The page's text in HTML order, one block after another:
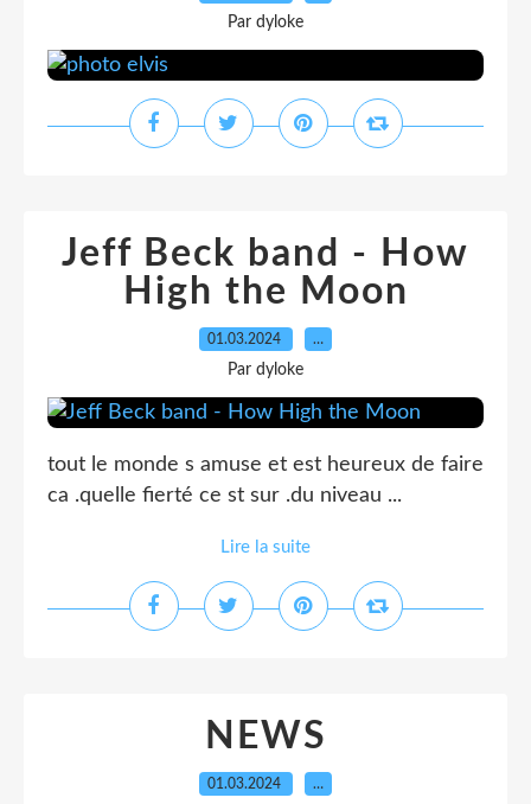
Par dyloke
Jeff Beck band - How
High the Moon
01.03.2024 …
Par dyloke
tout le monde s amuse et est heureux de faire
ca .quelle fierté ce st sur .du niveau ...
Lire la suite
NEWS
01.03.2024 …